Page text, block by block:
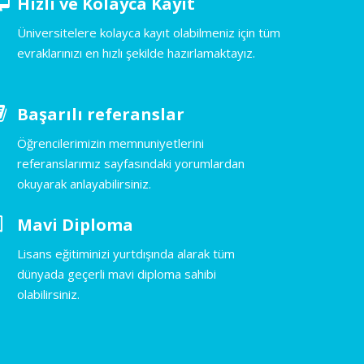
Üniversitelere kolayca kayıt olabilmeniz için tüm
evraklarınızı en hızlı şekilde hazırlamaktayız.
Başarılı referanslar
Öğrencilerimizin memnuniyetlerini
referanslarımız sayfasındaki yorumlardan
okuyarak anlayabilirsiniz.
Mavi Diploma
Lisans eğitiminizi yurtdışında alarak tüm
dünyada geçerli mavi diploma sahibi
olabilirsiniz.